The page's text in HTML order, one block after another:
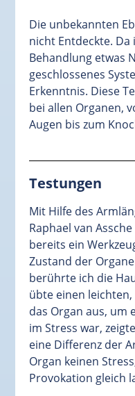
Die unbekannten
nicht Entdeckte.
Behandlung etwas
geschlossenes
Erkenntnis. Diese
bei allen Organen,
Augen bis zum
Testungen
Mit Hilfe des
Raphael van
bereits ein
Zustand der
berührte ich die
übte einen
das Organ aus, um
im Stress war,
eine Differenz der
Organ keinen
Provokation gleich